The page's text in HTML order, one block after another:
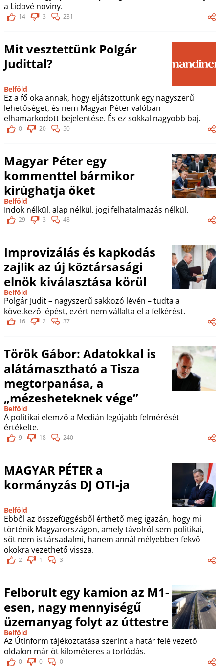
a Lidové noviny.
14 3 231
Mit vesztettünk Polgár
Judittal?
Belföld
Ez a fő oka annak, hogy eljátszottunk egy nagyszerű
lehetőséget, és nem Magyar Péter valóban
elhamarkodott bejelentése. És ez sokkal nagyobb baj.
0 20 50
Magyar Péter egy
kommenttel bármikor
kirúghatja őket
Belföld
Indok nélkül, alap nélkül, jogi felhatalmazás nélkül.
29 3 48
Improvizálás és kapkodás
zajlik az új köztársasági
elnök kiválasztása körül
Belföld
Polgár Judit – nagyszerű sakkozó lévén – tudta a
következő lépést, ezért nem vállalta el a felkérést.
16 2 37
Török Gábor: Adatokkal is
alátámasztható a Tisza
megtorpanása, a
„mézesheteknek vége”
Belföld
A politikai elemző a Medián legújabb felmérését
értékelte.
9 18 240
MAGYAR PÉTER a
kormányzás DJ OTI-ja
Belföld
Ebből az összefüggésből érthető meg igazán, hogy mi
történik Magyarországon, amely távolról sem politikai,
sőt nem is társadalmi, hanem annál mélyebben fekvő
okokra vezethető vissza.
2 1 3
Felborult egy kamion az M1-
esen, nagy mennyiségű
üzemanyag folyt az úttestre
Belföld
Az Útinform tájékoztatása szerint a határ felé vezető
oldalon már öt kilométeres a torlódás.
0 0 0